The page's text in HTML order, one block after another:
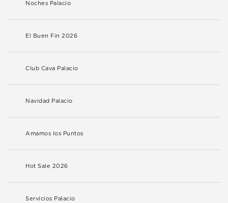
Noches Palacio
El Buen Fin 2026
Club Cava Palacio
Navidad Palacio
Amamos los Puntos
Hot Sale 2026
Servicios Palacio